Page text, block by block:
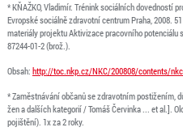
* KŇAŽKO, Vladimír. Trénink sociálních dovedností
Evropské sociálně zdravotní centrum Praha, 2008.
materiály projektu Aktivizace pracovního potenciálu
87244-01-2 (brož.).
Obsah: http://toc.nkp.cz/NKC/200808/contents/
* Zaměstnávání občanů se zdravotním postižením,
žen a dalších kategorií / Tomáš Červinka ... et al.].
pojištění). 1x za 2 roky.